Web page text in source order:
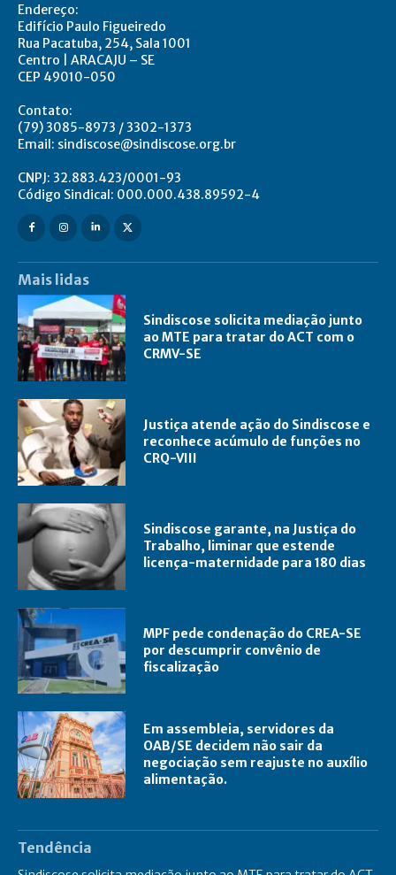
Endereço:
Edifício Paulo Figueiredo
Rua Pacatuba, 254, Sala 1001
Centro | ARACAJU – SE
CEP 49010-050
Contato:
(79) 3085-8973 / 3302-1373
Email: sindiscose@sindiscose.org.br
CNPJ: 32.883.423/0001-93
Código Sindical: 000.000.438.89592-4
Mais lidas
Sindiscose solicita mediação junto
ao MTE para tratar do ACT com o
CRMV-SE
Justiça atende ação do Sindiscose e
reconhece acúmulo de funções no
CRQ-VIII
Sindiscose garante, na Justiça do
Trabalho, liminar que estende
licença-maternidade para 180 dias
MPF pede condenação do CREA-SE
por descumprir convênio de
fiscalização
Em assembleia, servidores da
OAB/SE decidem não sair da
negociação sem reajuste no auxílio
alimentação.
Tendência